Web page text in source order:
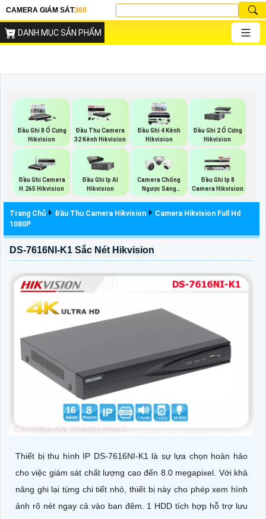
CAMERA GIÁM SÁT360
DANH MỤC SẢN PHẨM
Đầu Ghi 8 Ổ Cưng
Hikvision
Đầu Thu Camera
32 Kênh Hikvision
Đầu Ghi 4 Kênh
Hikvision
Đầu Ghi 2 Ổ Cứng
Hikvision
Đầu Ghi Camera
H.265 Hikvision
Đầu Ghi Ip AI
Hikvision
Camera Chống
Ngược Sáng
Hikvision
Đầu Ghi Ip 8
Camera Hikvision
Trang Chủ Đầu Thu Camera Hikvision
Camera Hikvision Full Hd
1080P
DS-7616NI-K1 Sắc Nét Hikvision
Thiết bị thu hình IP DS-7616NI-K1 là sự lựa chọn hoàn hảo
cho việc giám sát chất lượng cao đến 8.0 megapixel. Với khả
năng ghi lại từng chi tiết nhỏ, thiết bị này cho phép xem hình
ảnh rõ nét ngay cả vào ban đêm. 1 HDD tích hợp hỗ trợ lưu